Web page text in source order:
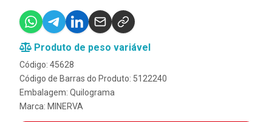
Produto de peso variável
Código: 45628
Código de Barras do Produto: 5122240
Embalagem: Quilograma
Marca: MINERVA